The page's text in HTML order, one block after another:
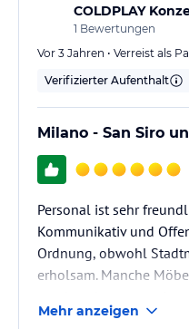
COLDPLAY
1 Bewertungen
Vor 3 Jahren • Verreist als
Verifizierter Aufenthalt
Milano - San Siro
Personal ist sehr
Kommunikativ und
Ordnung, obwohl
erholsam. Manche
wieder Buchen ohne
Mehr anzeigen